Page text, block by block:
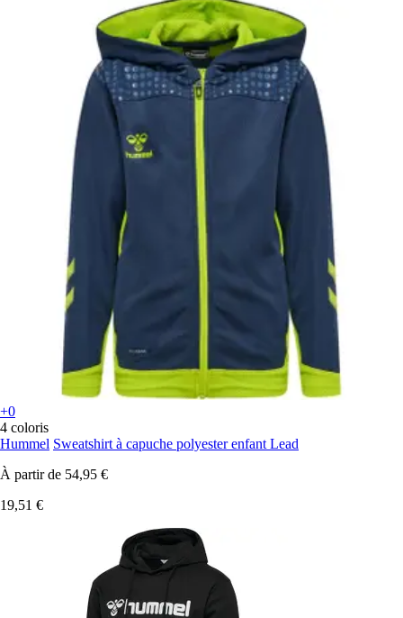
+0
4 coloris
Hummel Sweatshirt à capuche polyester enfant Lead
À partir de 54,95 €
19,51 €